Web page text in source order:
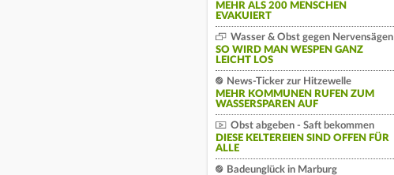
MEHR ALS 200 MENSCHEN
EVAKUIERT
Wasser & Obst gegen Nervensägen
SO WIRD MAN WESPEN GANZ
LEICHT LOS
News-Ticker zur Hitzewelle
MEHR KOMMUNEN RUFEN ZUM
WASSERSPAREN AUF
Obst abgeben - Saft bekommen
DIESE KELTEREIEN SIND OFFEN FÜR
ALLE
Badeunglück in Marburg